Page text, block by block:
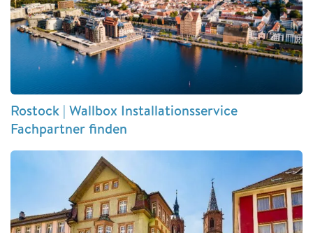
Rostock | Wallbox Installationsservice
Fachpartner finden